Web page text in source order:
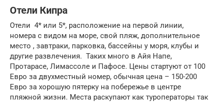
Отели Кипра
Отели 4* или 5*, расположение на первой линии,
номера с видом на море, свой пляж, дополнительное
место , завтраки, парковка, бассейны у моря, клубы и
другие развлечения. Таких много в Айя Напе,
Протарасе, Лимассоле и Пафосе. Цены стартуют от 100
Евро за двухместный номер, обычная цена – 150-200
Евро за хорошую пятерку на побережье в центре
пляжной жизни. Места раскупают как туроператоры так